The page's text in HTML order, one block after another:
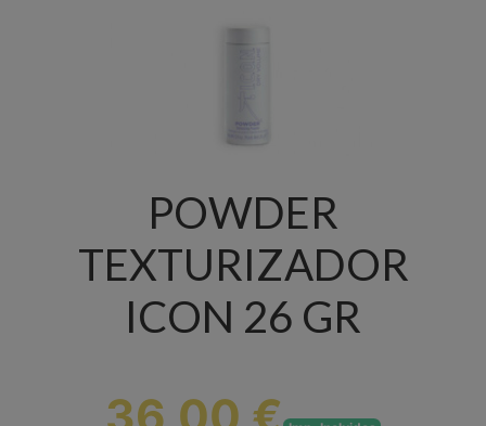
POWDER
TEXTURIZADOR
ICON 26 GR